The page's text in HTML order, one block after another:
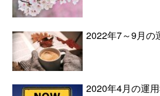
2022年7～9月の
2020年4月の運